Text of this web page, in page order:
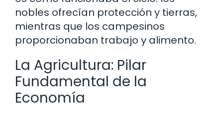
nobles ofrecían protección y tierras,
mientras que los campesinos
proporcionaban trabajo y alimento.
La Agricultura: Pilar
Fundamental de la
Economía